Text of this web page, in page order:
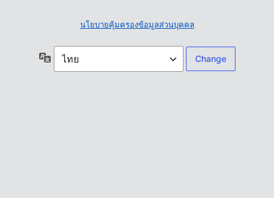
นโยบายคุ้มครองข้อมูลส่วนบุคคล
ภาษา